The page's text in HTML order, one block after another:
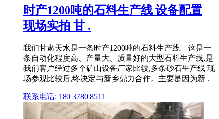
时产1200吨的石料生产线 设备配置
现场实拍 甘 .
我们甘肃天水是一条时产1200吨的石料生产线。这是一
条自动化程度高、产量大、质量好的大型石料生产线,是
我们客户经过多个矿山设备厂家比较,多条砂石生产线 现
场参观比较后,终决定与新乡鼎力合作。主要是因为新 .
联系电话: 180 3780 8511